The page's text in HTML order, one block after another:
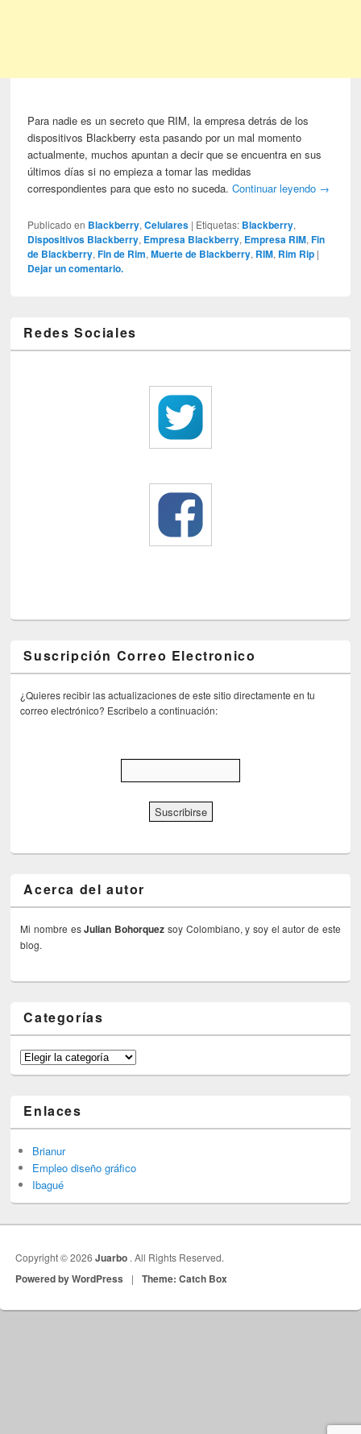
Para nadie es un secreto que RIM, la empresa detrás de los
dispositivos Blackberry esta pasando por un mal momento
actualmente, muchos apuntan a decir que se encuentra en sus
últimos días si no empieza a tomar las medidas
correspondientes para que esto no suceda.Continuar leyendo →
Publicado en Blackberry,Celulares | Etiquetas: Blackberry,
Dispositivos Blackberry, Empresa Blackberry, Empresa RIM,Fin
de Blackberry,Fin de Rim,Muerte de Blackberry, RIM, Rim Rip |
Dejar un comentario.
Redes Sociales
Suscripción Correo Electronico
¿Quieres recibir las actualizaciones de este sitio directamente en tu
correo electrónico? Escribelo a continuación:
Acerca del autor
Mi nombre esJulian Bohorquez soy Colombiano, y soy el autor de este
blog.
Categorías
Categorías
Enlaces
Brianur
Empleo diseño gráfico
Ibagué
Copyright © 2026Juarbo . All Rights Reserved.
Powered by WordPress | Theme: Catch Box